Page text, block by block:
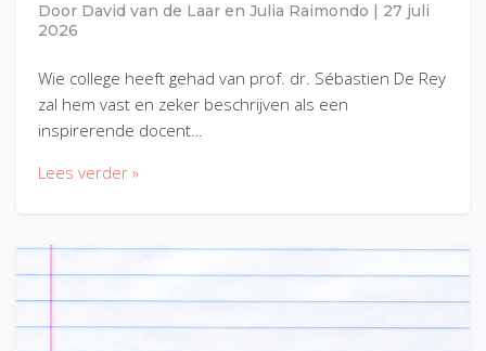
Door David van de Laar en Julia Raimondo
27 juli
2026
Wie college heeft gehad van prof. dr. Sébastien De Rey
zal hem vast en zeker beschrijven als een
inspirerende docent…
Lees verder »